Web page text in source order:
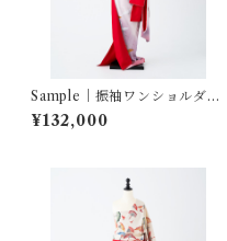
Sample｜振袖ワンショルダ
ー… 飛鶴ぼかし
¥132,000